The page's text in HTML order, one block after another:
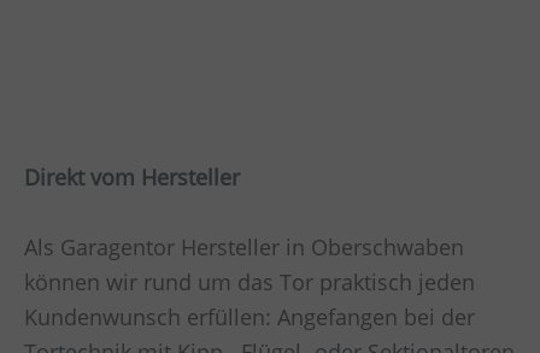
Direkt vom Hersteller
Als Garagentor Hersteller in Oberschwaben
können wir rund um das Tor praktisch jeden
Kundenwunsch erfüllen: Angefangen bei der